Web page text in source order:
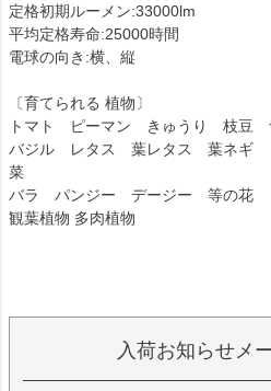
定格初期ルーメン:33000lm
平均定格寿命:25000時間
電球の向き:横、縦
〔育てられる 植物〕
トマト ピーマン きゅうり 枝豆
バジル レタス 葉レタス 葉ネギ
菜
バラ パンジー デージー 等の花
観葉植物 多肉植物
入荷お知らせメ